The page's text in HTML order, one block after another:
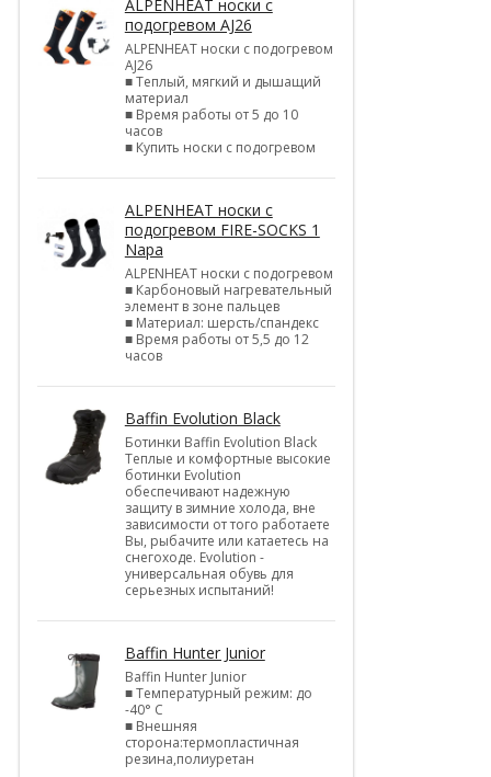
ALPENHEAT носки с
подогревом AJ26
ALPENHEAT носки с подогревом
AJ26
■ Теплый, мягкий и дышащий
материал
■ Время работы от 5 до 10
часов
■ Купить носки с подогревом
ALPENHEAT носки с
подогревом FIRE-SOCKS 1
Napa
ALPENHEAT носки с подогревом
■ Карбоновый нагревательный
элемент в зоне пальцев
■ Материал: шерсть/спандекс
■ Время работы от 5,5 до 12
часов
Baffin Evolution Black
Ботинки Baffin Evolution Black
Теплые и комфортные высокие
ботинки Evolution
обеспечивают надежную
защиту в зимние холода, вне
зависимости от того работаете
Вы, рыбачите или катаетесь на
снегоходе. Evolution -
универсальная обувь для
серьезных испытаний!
Baffin Hunter Junior
Baffin Hunter Junior
■ Температурный режим: до
-40° С
■ Внешняя
сторона:термопластичная
резина,полиуретан